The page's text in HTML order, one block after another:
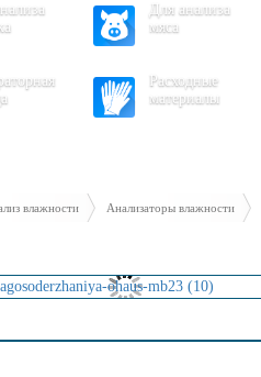
Для анализа
мяса
Расходные
материалы
влажности Анализаторы влажности